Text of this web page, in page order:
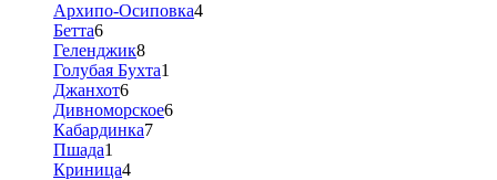
Архипо-Осиповка4
Бетта6
Геленджик8
Голубая Бухта1
Джанхот6
Дивноморское6
Кабардинка7
Пшада1
Криница4